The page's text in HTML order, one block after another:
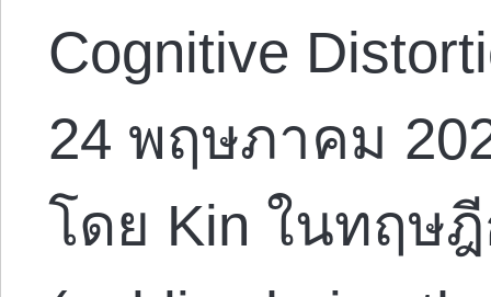
Cognitive
24 พฤษภาคม
โดย Kin ในทฤษ